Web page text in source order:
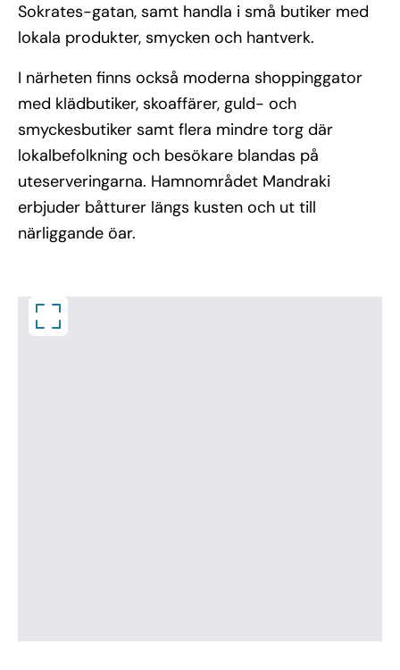
Sokrates-gatan, samt handla i små butiker med
lokala produkter, smycken och hantverk.
I närheten finns också moderna shoppinggator
med klädbutiker, skoaffärer, guld- och
smyckesbutiker samt flera mindre torg där
lokalbefolkning och besökare blandas på
uteserveringarna. Hamnområdet Mandraki
erbjuder båtturer längs kusten och ut till
närliggande öar.